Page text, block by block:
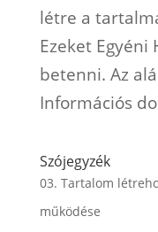
létre a
Ezeket Egyéni
betenni. Az
Információs
Szójegyzék
03. Tartalom
működése